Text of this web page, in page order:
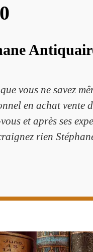
vous ne savez
en achat vente
et après ses
rien